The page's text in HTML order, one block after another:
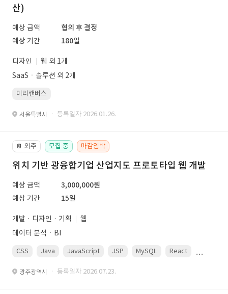
산)
예상 금액
협의 후 결정
예상 기간
180일
디자인
웹 외 1개
SaaSㆍ솔루션 외 2개
미리캔버스
서울특별시 · 등록일자 2026.01.26.
📔 외주 모집 중 마감임박
위치 기반 광융합기업 산업지도 프로토타입 웹 개발
예상 금액
3,000,000원
예상 기간
15일
개발 · 디자인 · 기획
웹
데이터 분석ㆍBI
CSS Java JavaScript JSP MySQL React
광주광역시 · 등록일자 2026.07.23.